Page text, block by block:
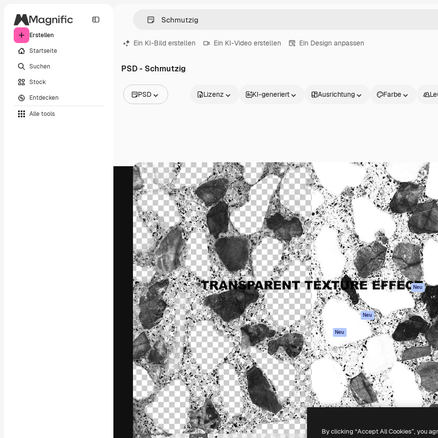
Erstellen
Startseite
Suchen
Stock
Entdecken
Alle tools
Ein KI-Bild erstellen Ein KI-Video erstellen Ein Design anpassen
PSD - Schmutzig
PSD
Videos
Filmmaterial
Motion Graphics
Videovorlagen
Icons
3D-Modelle
Schriftarten
Lizenz KI-generiert Ausrichtung Farbe
Die kreative Plattform, um deine beste
Arbeit zu verwirklichen. Mehr als 1 Million
Abonnenten unter Kreativen, Unternehmen,
Agenturen und Studios.
Deutsch
Produkte
Spaces
KI-Assistent
KI-Bildgenerator
KI-Videogenerator
KI-
Stimmengenerator
Stock-Inhalte
MCP für
Claude/ChatGPT
Neu
Agenten Neu
API
Mobile App
Alle Magnific-Tools
Loslegen
Academy
Dokumentation
Support
AGB
Originale Neu
Cookie-Richtlinie
Partner
Unternehmen
Copyright © 2010-2026Freepik Company S.L.U.Alle Rechte vorbehalten.
By clicking “Accept All Cookies”, you